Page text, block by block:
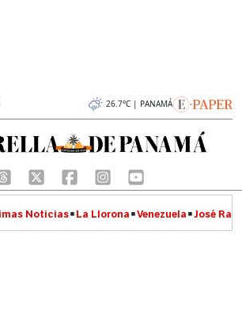
26.7°C | PANAMÁ
Noticias La Llorona Venezuela José